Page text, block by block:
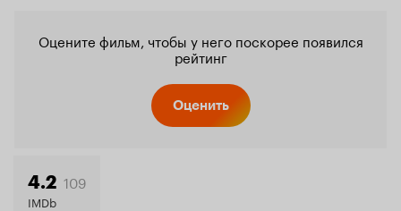
Оцените фильм, чтобы у него поскорее появился
рейтинг
Оценить
4.2 109
IMDb